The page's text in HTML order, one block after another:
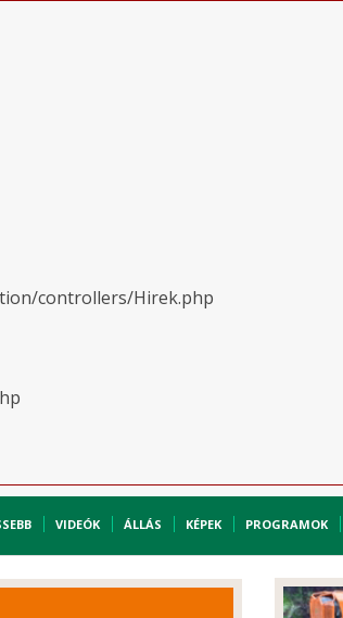
controllers/Hirek.php
VIDEÓK ÁLLÁS KÉPEK PROGRAMOK